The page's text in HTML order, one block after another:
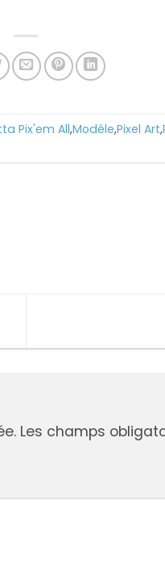
Pix'em All,Modèle,Pixel Art,
Les champs